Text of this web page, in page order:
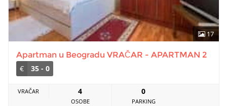
17
Apartman u Beogradu VRAČAR - APARTMAN 2
€
35 - 0
VRAČAR 4
OSOBE
0
PARKING